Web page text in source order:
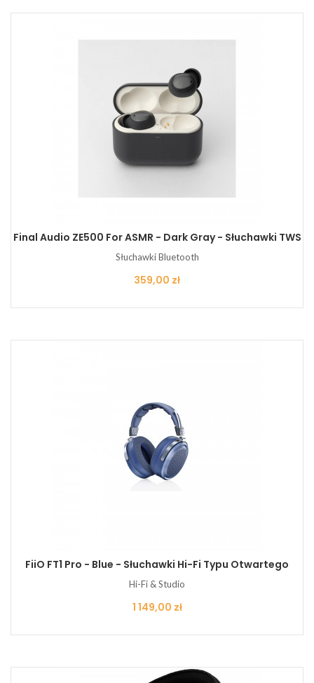
Final Audio ZE500 For ASMR - Dark Gray - Słuchawki TWS
Słuchawki Bluetooth
Cena
359,00 zł
FiiO FT1 Pro - Blue - Słuchawki Hi-Fi Typu Otwartego
Hi-Fi & Studio
Cena
1 149,00 zł